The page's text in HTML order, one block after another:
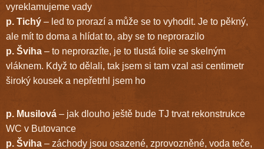
vyreklamujeme vady
p. Tichý – led to prorazí a může se to vyhodit. Je to pěkný,
ale mít to doma a hlídat to, aby se to neprorazilo
p. Šviha – to neprorazíte, je to tlustá folie se skelným
vláknem. Když to dělali, tak jsem si tam vzal asi centimetr
široký kousek a nepřetrhl jsem ho
p. Musilová – jak dlouho ještě bude TJ trvat rekonstrukce
WC v Butovance
p. Šviha – záchody jsou osazené, zprovozněné, voda teče,